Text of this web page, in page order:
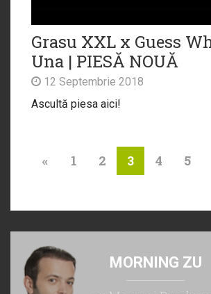
Grasu XXL x Guess
Una | PIESĂ NOUĂ
12 Septembrie 2018
Ascultă piesa aici!
« 1 2 3 4 5
MORNING ZU